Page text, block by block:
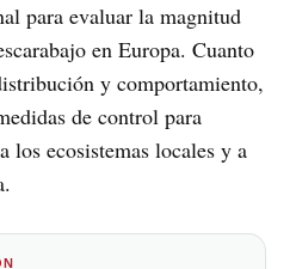
para evaluar la magnitud
en Europa. Cuanto
y comportamiento,
de control para
los ecosistemas locales y a